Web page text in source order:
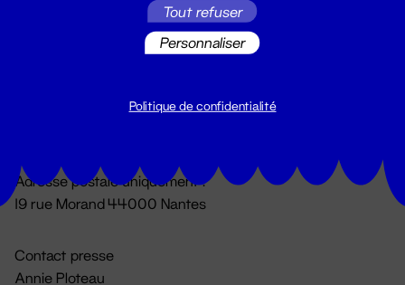
Du lundi au vendredi 14h → 18h
Adresse postale uniquement :
19 rue Morand 44000 Nantes
Contact presse
Annie Ploteau
Tout refuser
Personnaliser
Politique de confidentialité